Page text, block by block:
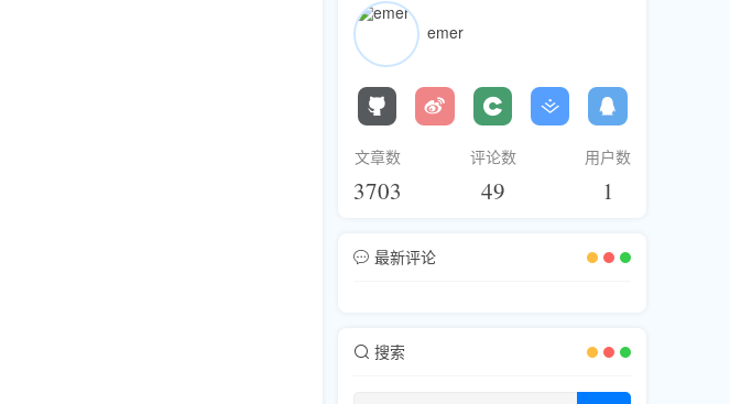
emer
文章数
3703
评论数
49
用户数
1
最新评论
搜索